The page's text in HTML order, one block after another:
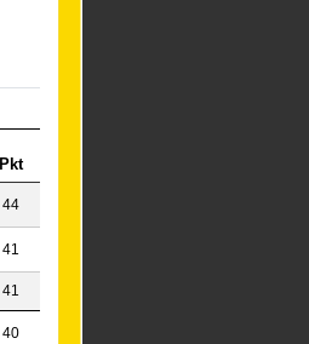
Pkt
44
41
41
40